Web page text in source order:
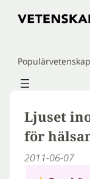
Hoppa
Ljuset
för
2011-06-07